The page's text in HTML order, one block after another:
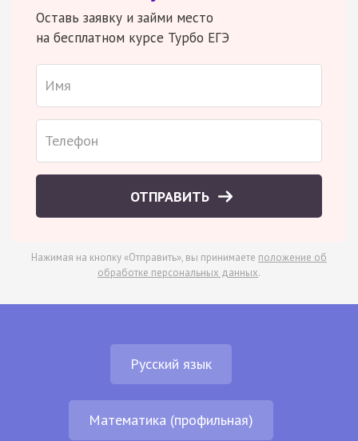
Оставь заявку и займи место
на бесплатном курсе Турбо ЕГЭ
ОТПРАВИТЬ
Нажимая на кнопку «Отправить», вы принимаете положение об
обработке персональных данных.
Русский язык
Математика (профильная)